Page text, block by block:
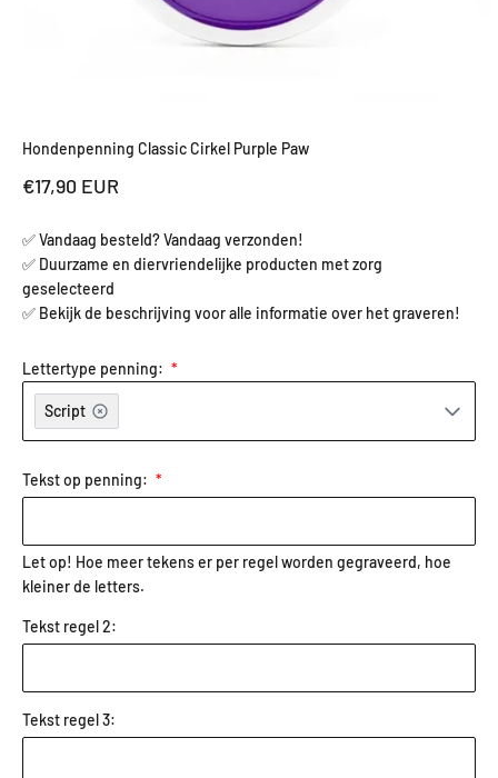
Hondenpenning Classic Cirkel Purple Paw
Aanbiedingsprijs
€17,90 EUR
✅ Vandaag besteld? Vandaag verzonden!
✅ Duurzame en diervriendelijke producten met zorg
geselecteerd
✅ Bekijk de beschrijving voor alle informatie over het graveren!
Lettertype penning:
Script
Tekst op penning:
Let op! Hoe meer tekens er per regel worden gegraveerd, hoe
kleiner de letters.
Tekst regel 2:
Tekst regel 3: